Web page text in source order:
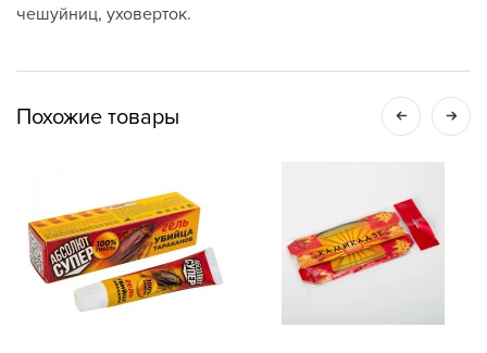
чешуйниц, уховерток.
Похожие товары